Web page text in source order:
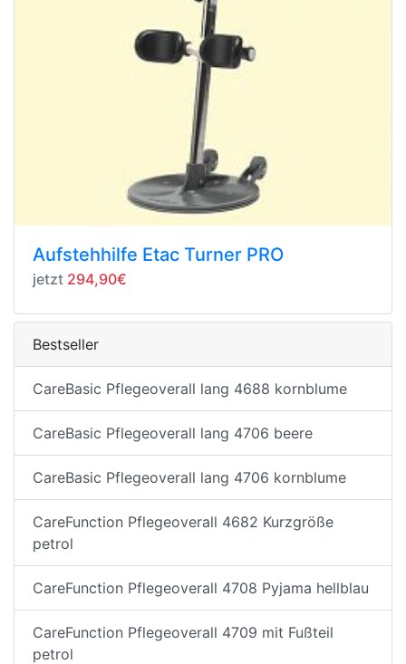
Aufstehhilfe Etac Turner PRO
jetzt 294,90€
Bestseller
CareBasic Pflegeoverall lang 4688 kornblume
CareBasic Pflegeoverall lang 4706 beere
CareBasic Pflegeoverall lang 4706 kornblume
CareFunction Pflegeoverall 4682 Kurzgröße
petrol
CareFunction Pflegeoverall 4708 Pyjama hellblau
CareFunction Pflegeoverall 4709 mit Fußteil
petrol